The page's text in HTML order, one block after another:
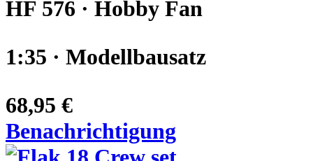
HF 576 · Hobby Fan
1:35 · Modellbausatz
68,95 €
Benachrichtigung